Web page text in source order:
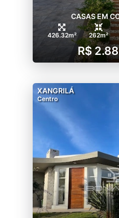
CASAS EM
426.32m² 262m²
R$
XANGRILÁ
Centro